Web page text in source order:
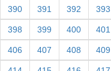
390 391 392 393
398 399 400 401
406 407 408 409